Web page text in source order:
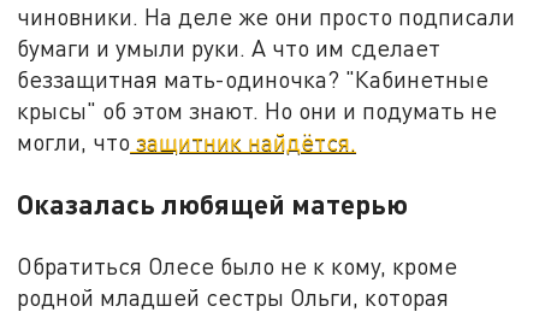
чиновники. На деле же они просто подписали
бумаги и умыли руки. А что им сделает
беззащитная мать-одиночка? "Кабинетные
крысы" об этом знают. Но они и подумать не
могли, что защитник найдётся.
Оказалась любящей матерью
Обратиться Олесе было не к кому, кроме
родной младшей сестры Ольги, которая